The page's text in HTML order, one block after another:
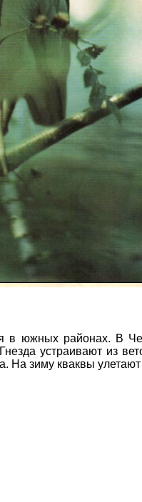
в южных районах. В
устраивают из
На зиму кваквы